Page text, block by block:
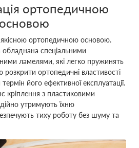
ортопедичною
основою
ортопедичною основою.
спеціальними
ламелями, які легко пружинять
розкрити ортопедичні властивості
його ефективної експлуатації.
кріплення з пластиковими
утримують їхню
тиху роботу без шуму та